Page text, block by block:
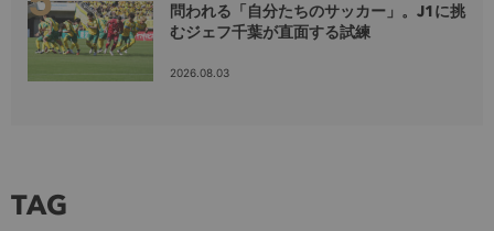
問われる「自分たちのサッカー」。J1に挑
むジェフ千葉が直面する試練
2026.08.03
TAG